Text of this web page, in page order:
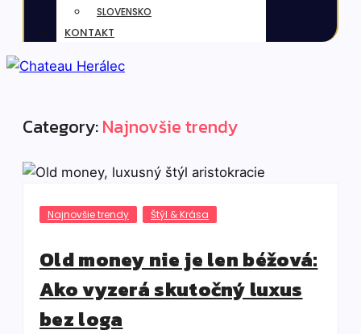
SLOVENSKO
KONTAKT
Category:Najnovšie trendy
Najnovšie trendy Štýl & Krása
Old money nie je len béžová:
Ako vyzerá skutočný luxus
bez loga